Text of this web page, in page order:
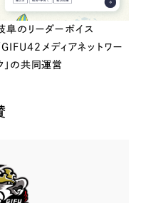
阜のリーダーボイス
GIFU42メディアネットワー
」の共同運営